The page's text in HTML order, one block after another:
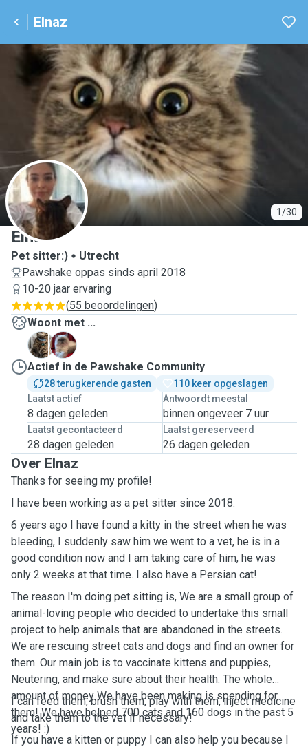
Elnaz
1/30
E
Elnaz
Pet sitter:)
Utrecht
Pawshake oppas sinds april 2018
10-20 jaar ervaring
(55 beoordelingen)
Woont met ...
M
R
Actief in de Pawshake Community
28 terugkerende gasten
110 keer opgeslagen
Laatst actief
8 dagen geleden
Antwoordt meestal
binnen ongeveer 7 uur
Laatst gecontacteerd
28 dagen geleden
Laatst gereserveerd
26 dagen geleden
Over Elnaz
Thanks for seeing my profile!
I have been working as a pet sitter since 2018.
6 years ago I have found a kitty in the street when he was
bleeding, I suddenly saw him we went to a vet, he is in a
good condition now and I am taking care of him, he was
only 2 weeks at that time. I also have a Persian cat!
The reason I'm doing pet sitting is, We are a small group of
animal-loving people who decided to undertake this small
project to help animals that are abandoned in the streets.
We are rescuing street cats and dogs and find an owner for
them. Our main job is to vaccinate kittens and puppies,
Neutering, and make sure about their health. The whole
amount of money We have been making is spending for
them! We have helped 700 cats and 160 dogs in the past 5
years! :)
I can feed them, brush them, play with them, inject medicine
and take them to the vet if necessary!
If you have a kitten or puppy I can also help you because I